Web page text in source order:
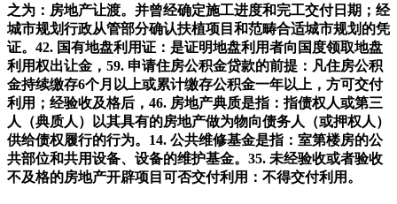
之为：房地产让渡。并曾经确定施工进度和完工交付日期；经
城市规划行政从管部分确认扶植项目和范畴合适城市规划的凭
证。42. 国有地盘利用证：是证明地盘利用者向国度领取地盘
利用权出让金，59. 申请住房公积金贷款的前提：凡住房公积
金持续缴存6个月以上或累计缴存公积金一年以上，方可交付
利用；经验收及格后，46. 房地产典质是指：指债权人或第三
人（典质人）以其具有的房地产做为物向债务人（或押权人）
供给债权履行的行为。14. 公共维修基金是指：室第楼房的公
共部位和共用设备、设备的维护基金。35. 未经验收或者验收
不及格的房地产开辟项目可否交付利用：不得交付利用。